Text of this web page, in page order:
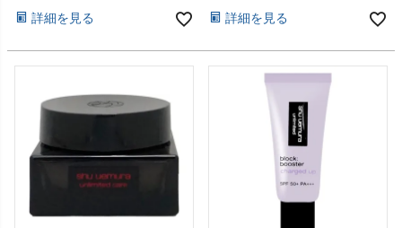
便送料無料】(6044957-set3)
詳細を見る
ル便対応商品】【SBT】
詳細を見る